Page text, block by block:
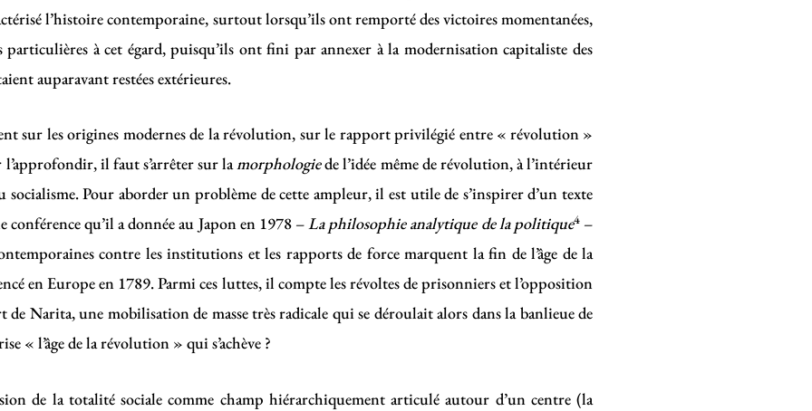
l’histoire contemporaine, surtout lorsqu’ils ont remporté des victoires momentanées,
particulières à cet égard, puisqu’ils ont fini par annexer à la modernisation capitaliste des
auparavant restées extérieures.
sur les origines modernes de la révolution, sur le rapport privilégié entre « révolution »
il faut s’arrêter sur lamorphologiede l’idée même de révolution, à l’intérieur
socialisme. Pour aborder un problème de cette ampleur, il est utile de s’inspirer d’un texte
conférence qu’il a donnée au Japon en 1978 –La philosophie analytique de la politique4–
contre les institutions et les rapports de force marquent la fin de l’âge de la
en Europe en 1789. Parmi ces luttes, il compte les révoltes de prisonniers et l’opposition
de Narita, une mobilisation de masse très radicale qui se déroulait alors dans la banlieue de
« l’âge de la révolution » qui s’achève ?
de la totalité sociale comme champ hiérarchiquement articulé autour d’un centre (la